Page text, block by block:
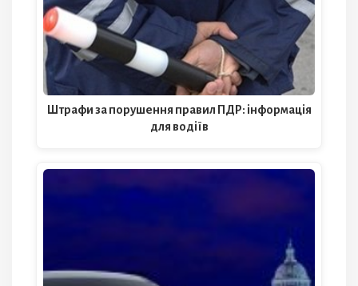
Штрафи за порушення правил ПДР: інформація
для водіїв